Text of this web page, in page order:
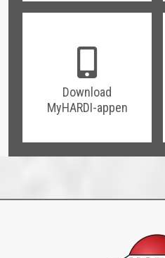
Download
MyHARDI-appen